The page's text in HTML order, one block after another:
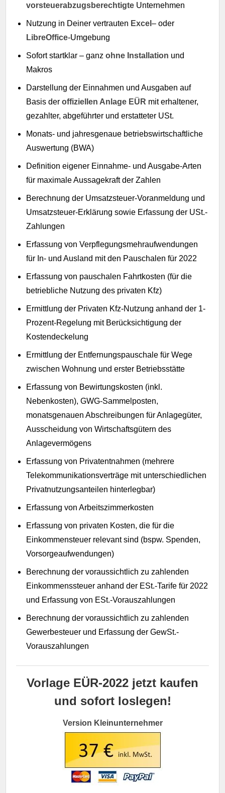
vorsteuerabzugsberechtigte Unternehmen
Nutzung in Deiner vertrauten Excel– oder
LibreOffice-Umgebung
Sofort startklar – ganzohne Installation und
Makros
Darstellung der Einnahmen und Ausgaben auf
Basis deroffiziellen Anlage EÜR mit erhaltener,
gezahlter, abgeführter und erstatteter USt.
Monats- und jahresgenaue betriebswirtschaftliche
Auswertung (BWA)
Definition eigener Einnahme- und Ausgabe-Arten
für maximale Aussagekraft der Zahlen
Berechnung der Umsatzsteuer-Voranmeldung und
Umsatzsteuer-Erklärung sowie Erfassung der USt.-
Zahlungen
Erfassung von Verpflegungsmehraufwendungen
für In- und Ausland mit den Pauschalen für 2022
Erfassung von pauschalen Fahrtkosten (für die
betriebliche Nutzung des privaten Kfz)
Ermittlung der Privaten Kfz-Nutzung anhand der 1-
Prozent-Regelung mit Berücksichtigung der
Kostendeckelung
Ermittlung der Entfernungspauschale für Wege
zwischen Wohnung und erster Betriebsstätte
Erfassung von Bewirtungskosten (inkl.
Nebenkosten), GWG-Sammelposten,
monatsgenauen Abschreibungen für Anlagegüter,
Ausscheidung von Wirtschaftsgütern des
Anlagevermögens
Erfassung von Privatentnahmen (mehrere
Telekommunikationsverträge mit unterschiedlichen
Privatnutzungsanteilen hinterlegbar)
Erfassung von Arbeitszimmerkosten
Erfassung von privaten Kosten, die für die
Einkommensteuer relevant sind (bspw. Spenden,
Vorsorgeaufwendungen)
Berechnung der voraussichtlich zu zahlenden
Einkommenssteuer anhand der ESt.-Tarife für 2022
und Erfassung von ESt.-Vorauszahlungen
Berechnung der voraussichtlich zu zahlenden
Gewerbesteuer und Erfassung der GewSt.-
Vorauszahlungen
Vorlage EÜR-2022 jetzt kaufen
und sofort loslegen!
Version Kleinunternehmer